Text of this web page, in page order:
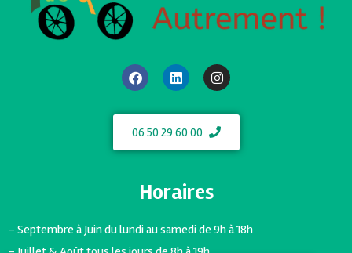
06 50 29 60 00
Horaires
– Septembre à Juin du lundi au samedi de 9h à 18h